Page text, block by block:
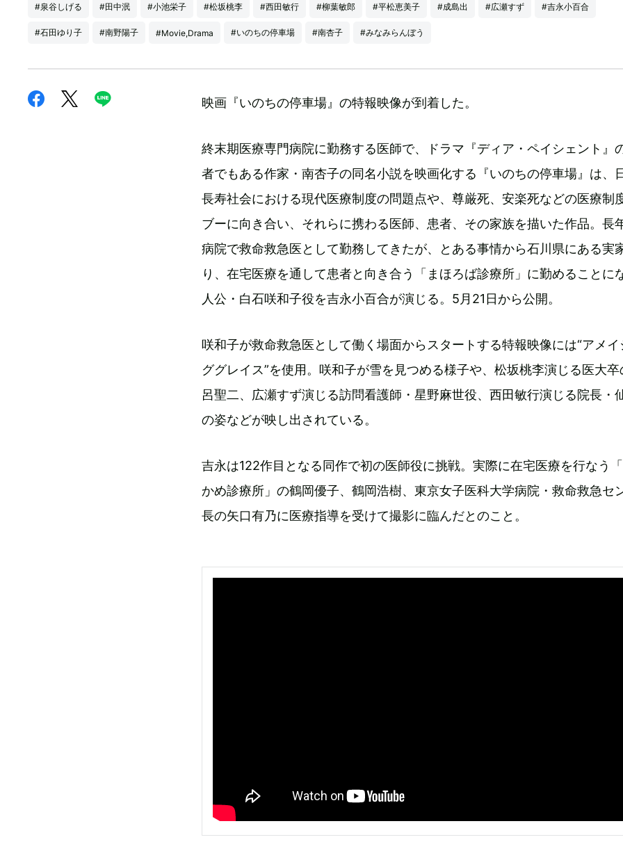
#泉谷しげる #田中泯 #小池栄子 #松坂桃李 #西田敏行 #柳葉敏郎 #平松恵美子 #成島出 #広瀬すず #吉永小百合
#石田ゆり子 #南野陽子 #Movie,Drama #いのちの停車場 #南杏子 #みなみらんぼう
映画『いのちの停車場』の特報映像が到着した。
終末期医療専門病院に勤務する医師で、ドラマ『ディア・ペイシェント』
者でもある作家・南杏子の同名小説を映画化する『いのちの停車場』は、
長寿社会における現代医療制度の問題点や、尊厳死、安楽死などの医療制
ブーに向き合い、それらに携わる医師、患者、その家族を描いた作品。長
病院で救命救急医として勤務してきたが、とある事情から石川県にある実
り、在宅医療を通して患者と向き合う「まほろば診療所」に勤めることに
人公・白石咲和子役を吉永小百合が演じる。5月21日から公開。
咲和子が救命救急医として働く場面からスタートする特報映像には“アメイ
ググレイス”を使用。咲和子が雪を見つめる様子や、松坂桃李演じる医大卒
呂聖二、広瀬すず演じる訪問看護師・星野麻世役、西田敏行演じる院長・
の姿などが映し出されている。
吉永は122作目となる同作で初の医師役に挑戦。実際に在宅医療を行なう
かめ診療所」の鶴岡優子、鶴岡浩樹、東京女子医科大学病院・救命救急セ
長の矢口有乃に医療指導を受けて撮影に臨んだとのこと。